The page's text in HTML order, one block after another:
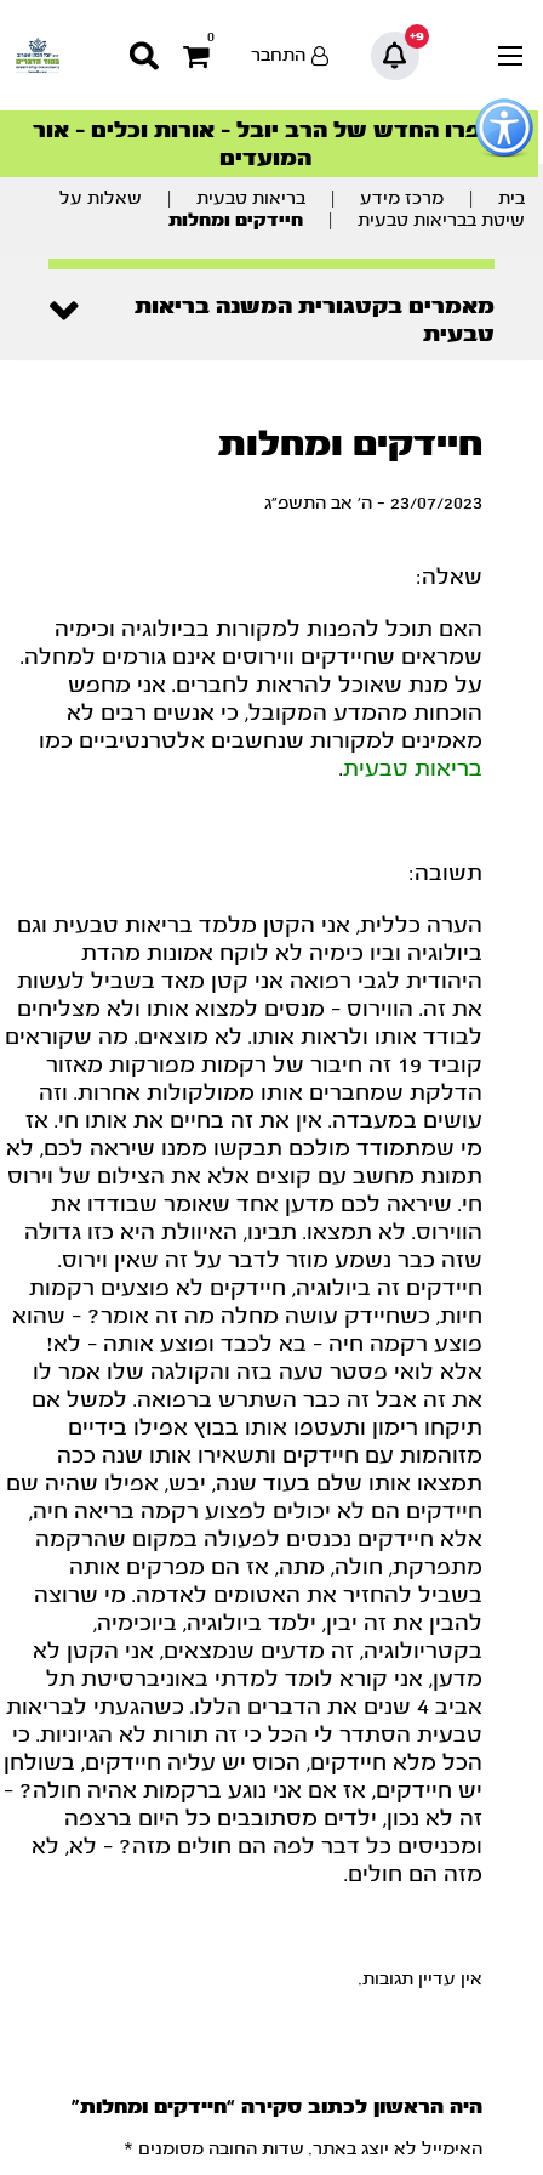
כפתור
לפתיחת
תפריט
9+
0
התחבר
סדרות הפודקאסטים
הסדרה המובילה החודש – דרך המלך
ספרו החדש של הרב יובל – אורות וכלים – אור
המועדים
הצטרפו למהפכת הבריאות הטבעית >
סדרות הפודקאסטים
הסדרה המובילה החודש – דרך המלך
בית מרכז מידע בריאות טבעית
שאלות על
שיטת בבריאות טבעית
חיידקים ומחלות
מאמרים בקטגורית המשנה בריאות
טבעית
חיידקים ומחלות
23/07/2023 - ה' אב התשפ"ג
שאלה:
האם תוכל להפנות למקורות בביולוגיה וכימיה
שמראים שחיידקים ווירוסים אינם גורמים למחלה.
על מנת שאוכל להראות לחברים. אני מחפש
הוכחות מהמדע המקובל, כי אנשים רבים לא
מאמינים למקורות שנחשבים אלטרנטיביים כמו
בריאות טבעית.
תשובה:
הערה כללית, אני הקטן מלמד בריאות טבעית וגם
ביולוגיה וביו כימיה לא לוקח אמונות מהדת
היהודית לגבי רפואה אני קטן מאד בשביל לעשות
את זה. הווירוס - מנסים למצוא אותו ולא מצליחים
לבודד אותו ולראות אותו. לא מוצאים. מה שקוראים
קוביד 19 זה חיבור של רקמות מפורקות מאזור
הדלקת שמחברים אותו ממולקולות אחרות. וזה
עושים במעבדה. אין את זה בחיים את אותו חי. אז
מי שמתמודד מולכם תבקשו ממנו שיראה לכם, לא
תמונת מחשב עם קוצים אלא את הצילום של וירוס
חי. שיראה לכם מדען אחד שאומר שבודדו את
הווירוס. לא תמצאו. תבינו, האיוולת היא כזו גדולה
שזה כבר נשמע מוזר לדבר על זה שאין וירוס.
חיידקים זה ביולוגיה, חיידקים לא פוצעים רקמות
חיות, כשחיידק עושה מחלה מה זה אומר? - שהוא
פוצע רקמה חיה - בא לכבד ופוצע אותה - לא!
אלא לואי פסטר טעה בזה והקולגה שלו אמר לו
את זה אבל זה כבר השתרש ברפואה. למשל אם
תיקחו רימון ותעטפו אותו בבוץ אפילו בידיים
מזוהמות עם חיידקים ותשאירו אותו שנה ככה
תמצאו אותו שלם בעוד שנה, יבש, אפילו שהיה שם
חיידקים הם לא יכולים לפצוע רקמה בריאה חיה,
אלא חיידקים נכנסים לפעולה במקום שהרקמה
מתפרקת, חולה, מתה, אז הם מפרקים אותה
בשביל להחזיר את האטומים לאדמה. מי שרוצה
להבין את זה יבין, ילמד ביולוגיה, ביוכימיה,
בקטריולוגיה, זה מדעים שנמצאים, אני הקטן לא
מדען, אני קורא לומד למדתי באוניברסיטת תל
אביב 4 שנים את הדברים הללו. כשהגעתי לבריאות
טבעית הסתדר לי הכל כי זה תורות לא הגיוניות. כי
הכל מלא חיידקים, הכוס יש עליה חיידקים, בשולחן
יש חיידקים, אז אם אני נוגע ברקמות אהיה חולה? -
זה לא נכון, ילדים מסתובבים כל היום ברצפה
ומכניסים כל דבר לפה הם חולים מזה? - לא, לא
מזה הם חולים.
אין עדיין תגובות.
היה הראשון לכתוב סקירה “חיידקים ומחלות”
האימייל לא יוצג באתר. שדות החובה מסומנים *